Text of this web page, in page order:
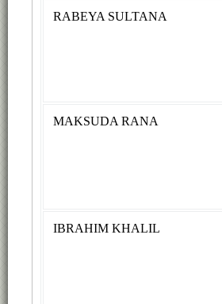
RABEYA SULTANA
MAKSUDA RANA
IBRAHIM KHALIL